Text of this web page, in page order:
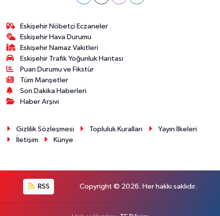
Eskişehir Nöbetçi Eczaneler
Eskişehir Hava Durumu
Eskişehir Namaz Vakitleri
Eskişehir Trafik Yoğunluk Haritası
Puan Durumu ve Fikstür
Tüm Manşetler
Son Dakika Haberleri
Haber Arşivi
Gizlilik Sözleşmesi Topluluk Kuralları
Yayın İlkeleri
İletişim
Künye
RSS Copyright © 2026. Her hakkı saklıdır.